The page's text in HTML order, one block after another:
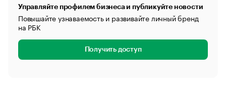
Управляйте профилем бизнеса и публикуйте новости
Повышайте узнаваемость и развивайте личный бренд
на РБК
Получить доступ